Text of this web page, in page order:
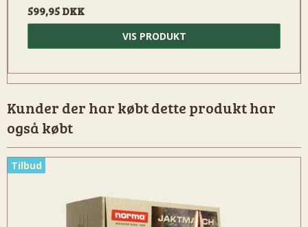
599,95 DKK
VIS PRODUKT
Kunder der har købt dette produkt har
også købt
Tilbud